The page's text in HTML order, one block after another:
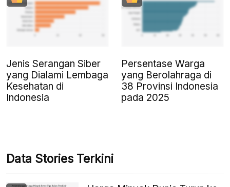
Jenis Serangan Siber
yang Dialami Lembaga
Kesehatan di
Indonesia
Persentase Warga
yang Berolahraga di
38 Provinsi Indonesia
pada 2025
Data Stories Terkini